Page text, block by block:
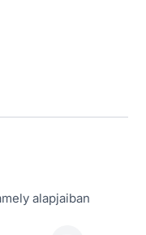
alapjaiban